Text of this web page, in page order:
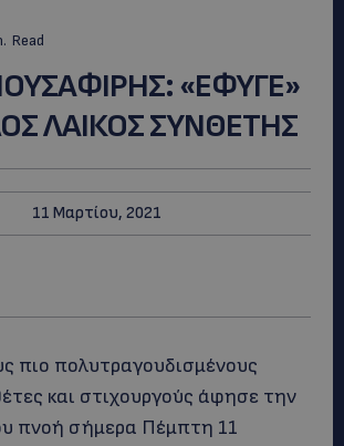
Read
«ΕΦΥΓΕ»
ΛΑΙΚΟΣ ΣΥΝΘΕΤΗΣ
11 Μαρτίου, 2021
πιο πολυτραγουδισμένους
και στιχουργούς άφησε την
πνοή σήμερα Πέμπτη 11